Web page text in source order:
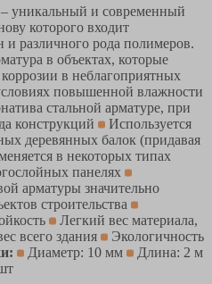
– уникальный и современный
которого входит
и различного рода полимеров.
в объектах, которые
в неблагоприятных
повышенной влажности
стальной арматуре, при
конструкций
Используется
деревянных балок (придавая
в некоторых типах
панелях
арматуры значительно
строительства
Легкий вес материала,
всего здания
Экологичность
Диаметр: 10 мм
Длина: 2 м